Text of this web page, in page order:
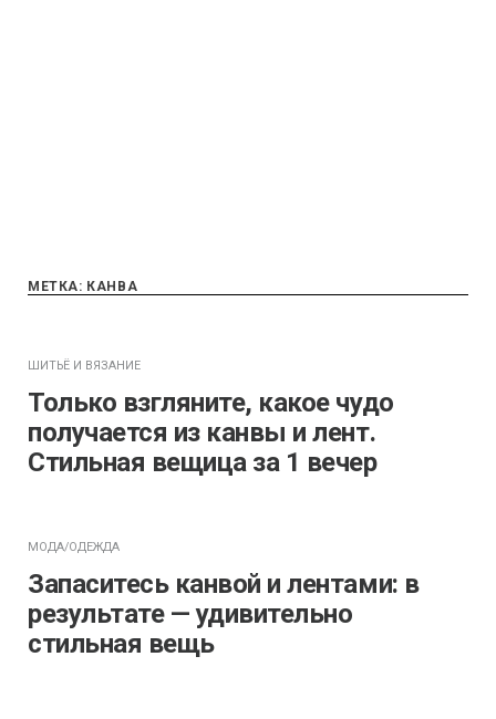
МЕТКА: КАНВА
ШИТЬЁ И ВЯЗАНИЕ
Только взгляните, какое чудо
получается из канвы и лент.
Стильная вещица за 1 вечер
МОДА/ОДЕЖДА
Запаситесь канвой и лентами: в
результате — удивительно
стильная вещь